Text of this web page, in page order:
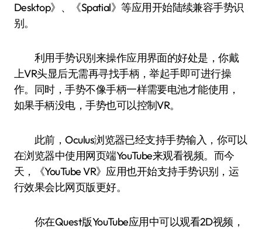
Desktop》、《Spatial》等应用开始陆续兼容手势识
别。
利用手势识别来操作应用界面的好处是，你戴
上VR头显后无需再寻找手柄，举起手即可进行操
作。同时，手势不像手柄一样需要电池才能使用，
如果手柄没电，手势也可以控制VR。
此前，Oculus浏览器已经支持手势输入，你可以
在浏览器中使用网页端YouTube来观看视频。而今
天，《YouTube VR》应用也开始支持手势识别，运
行效果会比网页版更好。
你在Quest版YouTube应用中可以观看2D视频，